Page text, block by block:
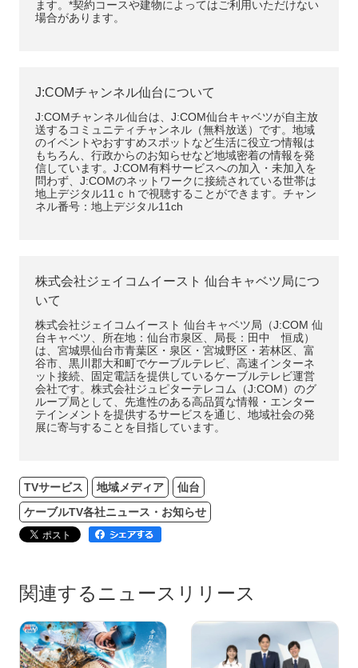
ます。*契約コースや建物によってはご利用いただけない
場合があります。
J:COMチャンネル仙台について
J:COMチャンネル仙台は、J:COM仙台キャベツが自主放
送するコミュニティチャンネル（無料放送）です。地域
のイベントやおすすめスポットなど生活に役立つ情報は
もちろん、行政からのお知らせなど地域密着の情報を発
信しています。J:COM有料サービスへの加入・未加入を
問わず、J:COMのネットワークに接続されている世帯は
地上デジタル11ｃｈで視聴することができます。チャン
ネル番号：地上デジタル11ch
株式会社ジェイコムイースト 仙台キャベツ局につ
いて
株式会社ジェイコムイースト 仙台キャベツ局（J:COM 仙
台キャベツ、所在地：仙台市泉区、局長：田中 恒成）
は、宮城県仙台市青葉区・泉区・宮城野区・若林区、富
谷市、黒川郡大和町でケーブルテレビ、高速インターネ
ット接続、固定電話を提供しているケーブルテレビ運営
会社です。株式会社ジュピターテレコム（J:COM）のグ
ループ局として、先進性のある高品質な情報・エンター
テインメントを提供するサービスを通じ、地域社会の発
展に寄与することを目指しています。
TVサービス 地域メディア
仙台
ケーブルTV各社ニュース・お知らせ
関連するニュースリリース